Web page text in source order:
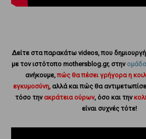
Δείτε στα παρακάτω videos, που
με τον ιστότοπο mothersblog.gr, στην
ανήκουμε,πώς θα πέσει γρήγορα η
εγκυμοσύνη, αλλά καιπώς θα
τόσο τηνακράτεια ούρων, όσο και την
είναι συχνές τότε!